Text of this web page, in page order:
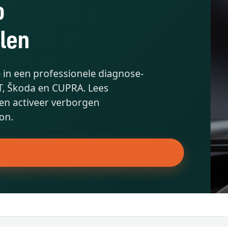
een professionele diagnose-
en CUPRA. Lees
activeer verborgen